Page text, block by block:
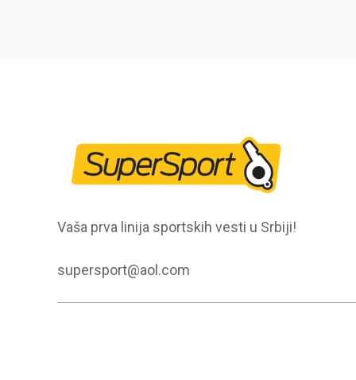
Vaša prva linija sportskih vesti u Srbiji!
supersport@aol.com